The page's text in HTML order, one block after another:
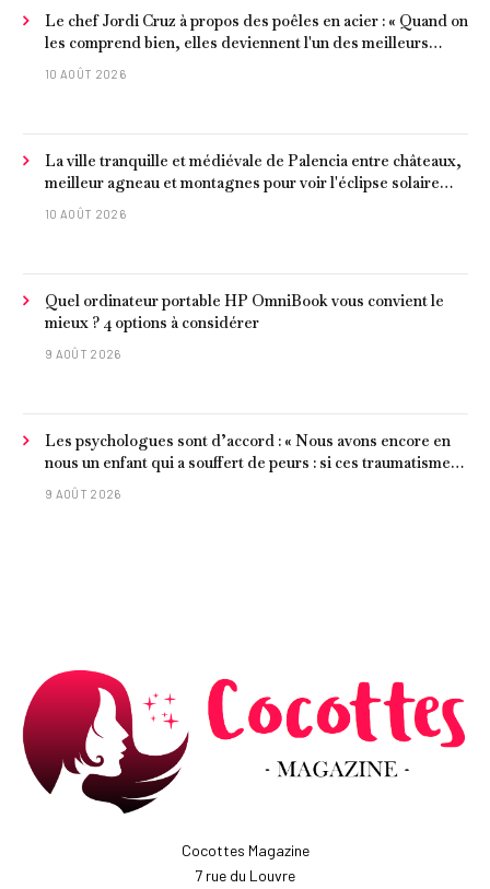
Le chef Jordi Cruz à propos des poêles en acier : « Quand on
les comprend bien, elles deviennent l'un des meilleurs
ustensiles de cuisine »
10 AOÛT 2026
La ville tranquille et médiévale de Palencia entre châteaux,
meilleur agneau et montagnes pour voir l'éclipse solaire
10 AOÛT 2026
Quel ordinateur portable HP OmniBook vous convient le
mieux ? 4 options à considérer
9 AOÛT 2026
Les psychologues sont d’accord : « Nous avons encore en
nous un enfant qui a souffert de peurs : si ces traumatismes
ne sont pas surmontés, ils continueront à nous affecter dans
9 AOÛT 2026
Cocottes Magazine
7 rue du Louvre